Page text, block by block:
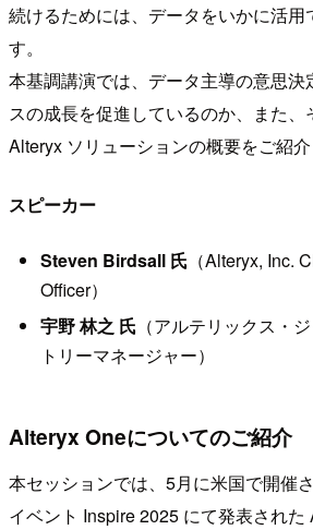
続けるためには、データをいかに活用
す。
本基調講演では、データ主導の意思決
スの成長を促進しているのか、また
Alteryx ソリューションの概要をご紹介
スピーカー
Steven Birdsall 氏 （Alteryx, Inc.
Officer）
宇野 林之 氏 （アルテリックス・
トリーマネージャー）
Alteryx Oneについてのご紹介
本セッションでは、5月に米国で開催
イベント Inspire 2025 にて発表された